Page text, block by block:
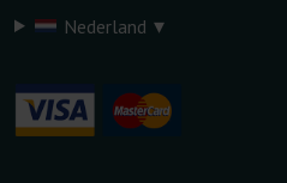
Nederland ▾